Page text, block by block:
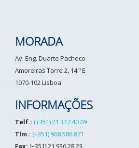
MORADA
Av. Eng. Duarte Pacheco
Amoreiras Torre 2, 14.º E
1070-102 Lisboa
INFORMAÇÕES
Telf.: (+351) 21 317 40 09
Tlm.: (+351) 968 586 871
Fax: (+351) 21 936 28 23